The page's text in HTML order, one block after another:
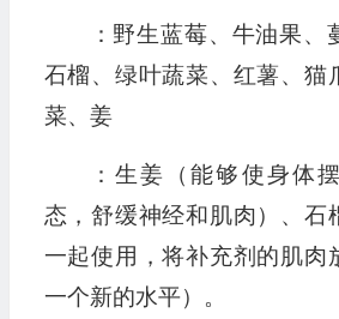
：野生蓝莓、牛油果、
石榴、绿叶蔬菜、红薯、猫
菜、姜
：生姜（能够使身体
态，舒缓神经和肌肉）、石
一起使用，将补充剂的肌肉
一个新的水平）。